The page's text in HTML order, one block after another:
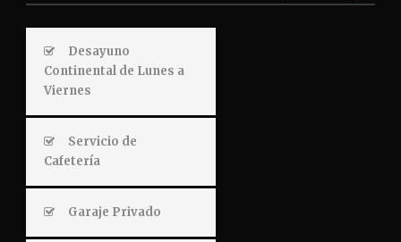
Desayuno
Continental de Lunes a
Viernes
Servicio de
Cafetería
Garaje Privado